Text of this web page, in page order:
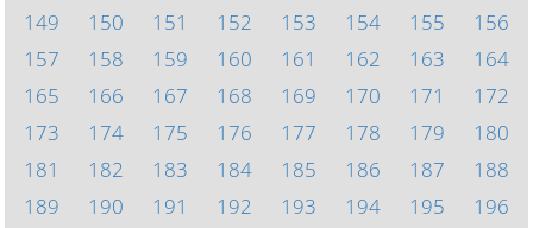
149
150 151 152 153 154 155
156
157
158 159 160 161 162 163
164
165
166 167 168 169 170 171
172
173
174 175 176 177 178 179
180
181
182 183 184 185 186 187
188
189
190 191 192 193 194 195
196